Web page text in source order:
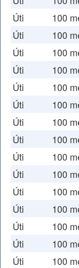
Úti
100
Úti
100
Úti
100
Úti
100
Úti
100
Úti
100
Úti
100
Úti
100
Úti
100
Úti
100
Úti
100
Úti
100
Úti
100
Úti
100
Úti
100